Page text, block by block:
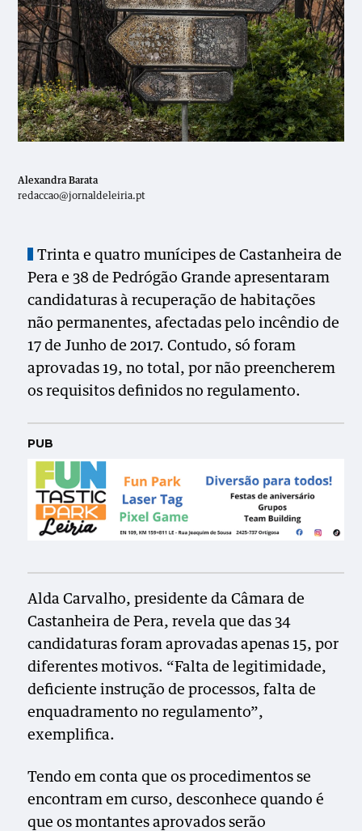
Alexandra Barata
redaccao@jornaldeleiria.pt
Trinta e quatro munícipes de Castanheira de
Pera e 38 de Pedrógão Grande apresentaram
candidaturas à recuperação de habitações
não permanentes, afectadas pelo incêndio de
17 de Junho de 2017. Contudo, só foram
aprovadas 19, no total, por não preencherem
os requisitos definidos no regulamento.
PUB
Alda Carvalho, presidente da Câmara de
Castanheira de Pera, revela que das 34
candidaturas foram aprovadas apenas 15, por
diferentes motivos. “Falta de legitimidade,
deficiente instrução de processos, falta de
enquadramento no regulamento”,
exemplifica.
Tendo em conta que os procedimentos se
encontram em curso, desconhece quando é
que os montantes aprovados serão